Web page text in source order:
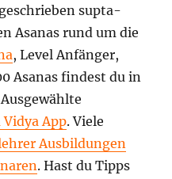
supta-
Asanas rund um die
, Level Anfänger,
Asanas findest du in
Ausgewählte
Vidya App. Viele
Ausbildungen
. Hast du Tipps